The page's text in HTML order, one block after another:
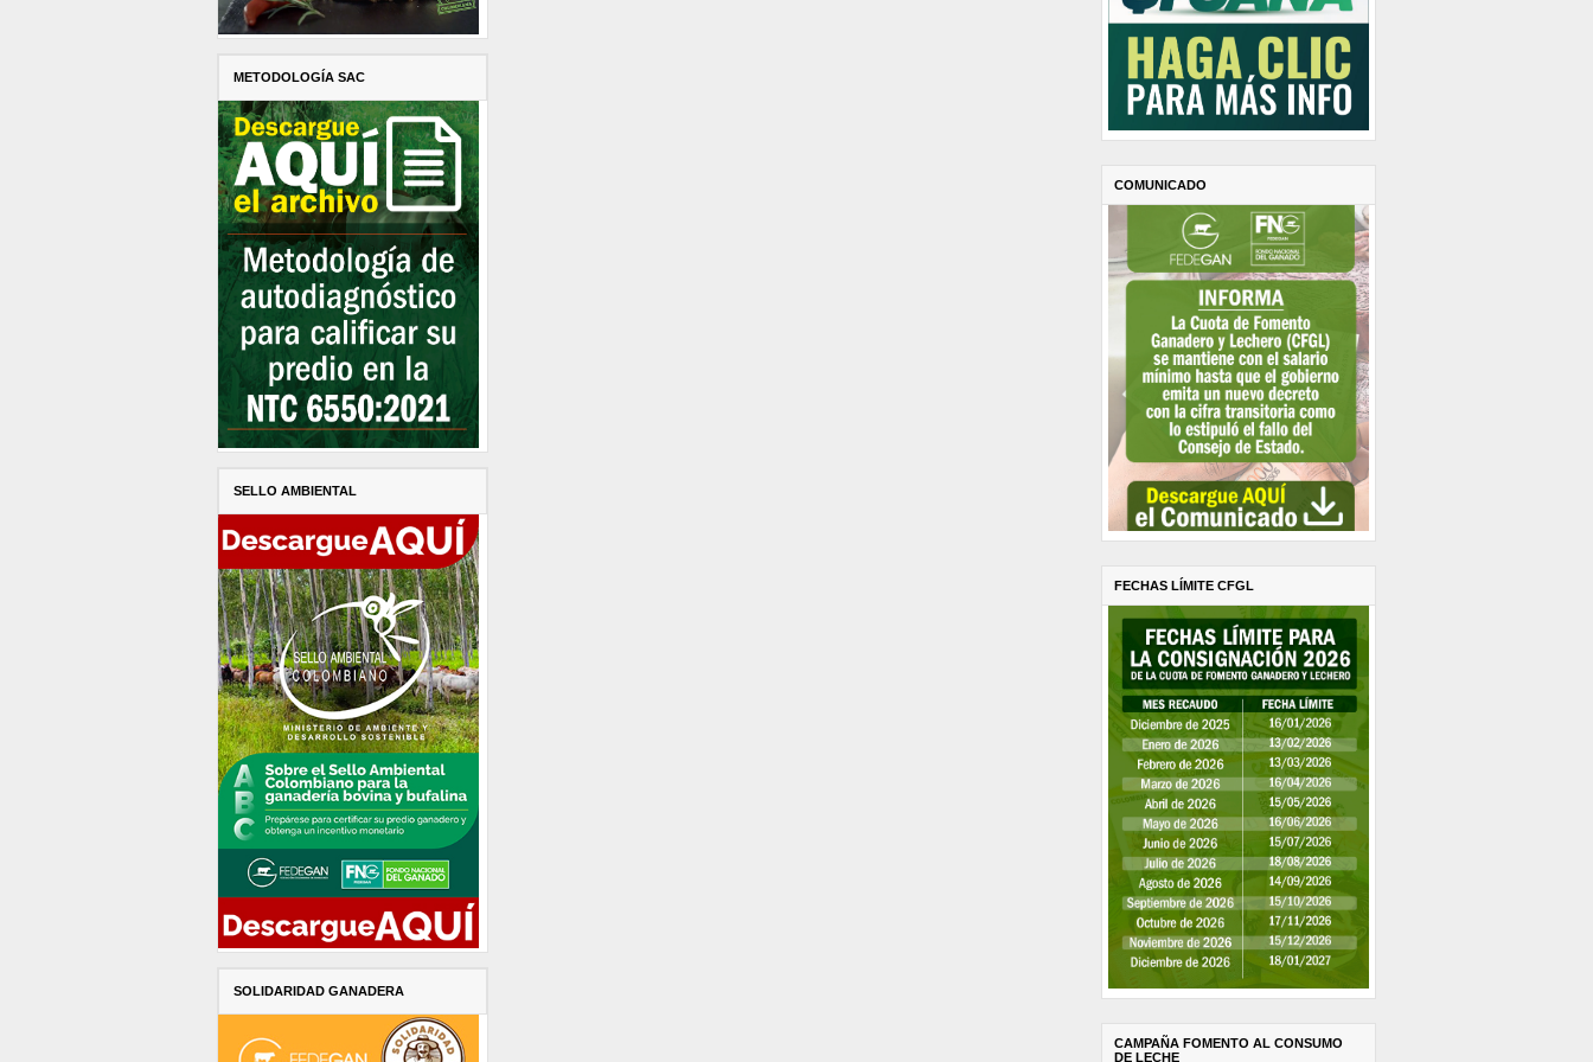
METODOLOGÍA SAC
SELLO AMBIENTAL
SOLIDARIDAD GANADERA
COMUNICADO
FECHAS LÍMITE CFGL
CAMPAÑA FOMENTO AL CONSUMO
DE LECHE